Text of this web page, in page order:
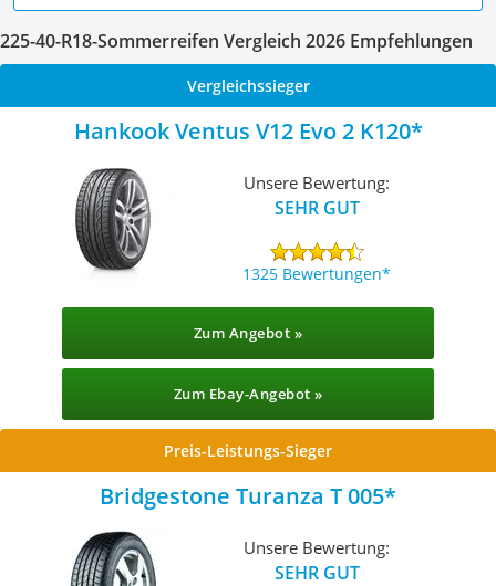
225-40-R18-Sommerreifen Vergleich 2026 Empfehlungen
Vergleichssieger
Hankook Ventus V12 Evo 2 K120
Unsere Bewertung:
SEHR GUT
1325 Bewertungen
Zum Angebot »
Zum Ebay-Angebot »
Preis-Leistungs-Sieger
Bridgestone Turanza T 005
Unsere Bewertung:
SEHR GUT